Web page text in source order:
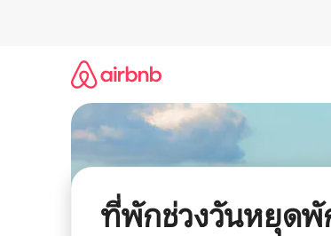
ที่พักช่วงวันหยุด